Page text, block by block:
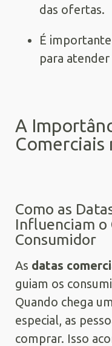
das ofertas.
É
para
A
Comerciais
Como as
Influenciam
Consumidor
As datas
guiam os
Quando chega
especial, as
comprar. Isso